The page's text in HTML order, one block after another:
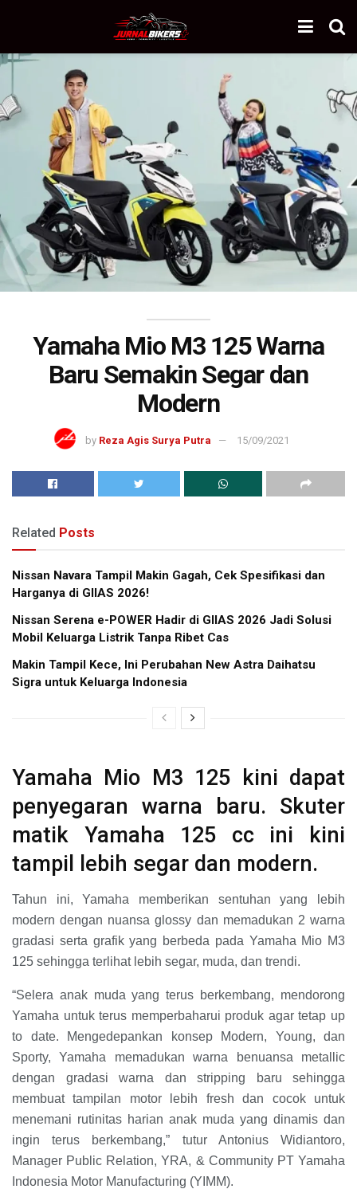
Yamaha Mio M3 125 Warna
Baru Semakin Segar dan
Modern
by Reza Agis Surya Putra 15/09/2021
Related Posts
Nissan Navara Tampil Makin Gagah, Cek Spesifikasi dan
Harganya di GIIAS 2026!
Nissan Serena e-POWER Hadir di GIIAS 2026 Jadi Solusi
Mobil Keluarga Listrik Tanpa Ribet Cas
Makin Tampil Kece, Ini Perubahan New Astra Daihatsu
Sigra untuk Keluarga Indonesia
Yamaha Mio M3 125 kini dapat
penyegaran warna baru. Skuter
matik Yamaha 125 cc ini kini
tampil lebih segar dan modern.
Tahun ini, Yamaha memberikan sentuhan yang lebih
modern dengan nuansa glossy dan memadukan 2 warna
gradasi serta grafik yang berbeda pada Yamaha Mio M3
125 sehingga terlihat lebih segar, muda, dan trendi.
“Selera anak muda yang terus berkembang, mendorong
Yamaha untuk terus memperbaharui produk agar tetap up
to date. Mengedepankan konsep Modern, Young, dan
Sporty, Yamaha memadukan warna benuansa metallic
dengan gradasi warna dan stripping baru sehingga
membuat tampilan motor lebih fresh dan cocok untuk
menemani rutinitas harian anak muda yang dinamis dan
ingin terus berkembang,” tutur Antonius Widiantoro,
Manager Public Relation, YRA, & Community PT Yamaha
Indonesia Motor Manufacturing (YIMM).